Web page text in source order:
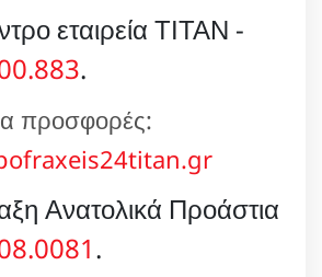
εταιρεία ΤΙΤΑΝ -
.
προσφορές:
Ανατολικά Προάστια
.